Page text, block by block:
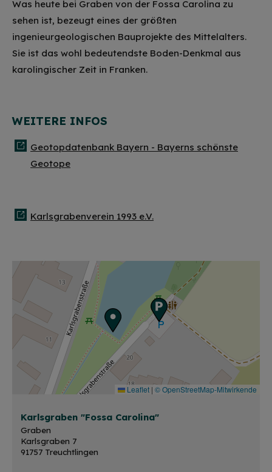
Was heute bei Graben von der Fossa Carolina zu
sehen ist, bezeugt eines der größten
ingenieurgeologischen Bauprojekte des Mittelalters.
Sie ist das wohl bedeutendste Boden-Denkmal aus
karolingischer Zeit in Franken.
WEITERE INFOS
Geotopdatenbank Bayern - Bayerns schönste
Geotope
Karlsgrabenverein 1993 e.V.
Leaflet | © OpenStreetMap-Mitwirkende
Karlsgraben "Fossa Carolina"
Graben
Karlsgraben 7
91757 Treuchtlingen